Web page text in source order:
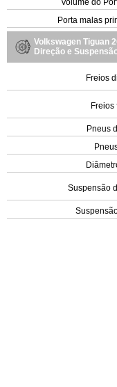
Porta malas
Volkswagen Tiguan
Direção e
Freios
Freios
Pneus
Suspensão